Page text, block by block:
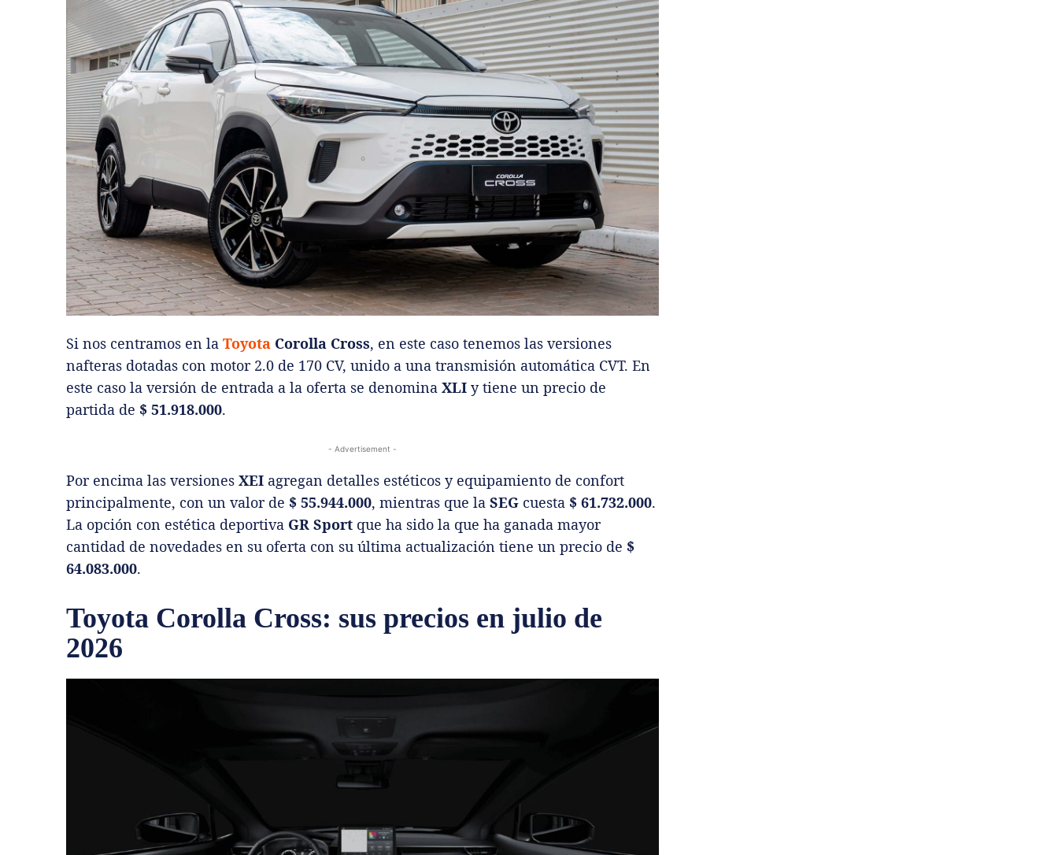
Si nos centramos en la Toyota Corolla Cross, en este caso tenemos las versiones
nafteras dotadas con motor 2.0 de 170 CV, unido a una transmisión automática CVT. En
este caso la versión de entrada a la oferta se denomina XLI y tiene un precio de
partida de $ 51.918.000.
- Advertisement -
Por encima las versiones XEI agregan detalles estéticos y equipamiento de confort
principalmente, con un valor de $ 55.944.000, mientras que la SEG cuesta $ 61.732.000.
La opción con estética deportiva GR Sport que ha sido la que ha ganada mayor
cantidad de novedades en su oferta con su última actualización tiene un precio de $
64.083.000.
Toyota Corolla Cross: sus precios en julio de
2026